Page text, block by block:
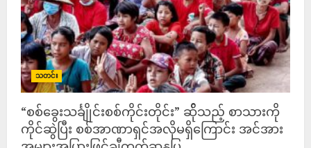
သတင်း
“စစ်ခွေးသင်္ချိုင်းစစ်ကိုင်းတိုင်း” ဆ်ိုသည့် စာသားကို
ကိုင်ဆွဲပြီး စစ်အာဏာရှင်အလိုမရှိကြောင်း အင်အား